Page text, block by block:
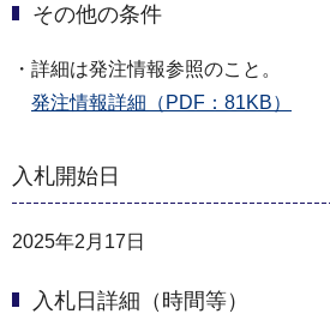
その他の条件
・詳細は発注情報参照のこと。
発注情報詳細（PDF：81KB）
入札開始日
2025年2月17日
入札日詳細（時間等）